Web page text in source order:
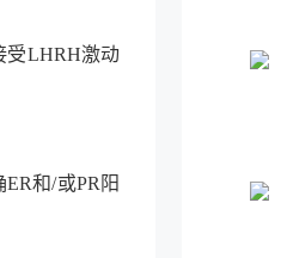
受LHRH激动
和/或PR阳